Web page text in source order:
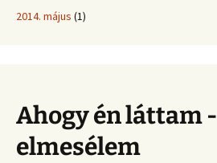
2014. május (1)
Ahogy én láttam -
elmesélem